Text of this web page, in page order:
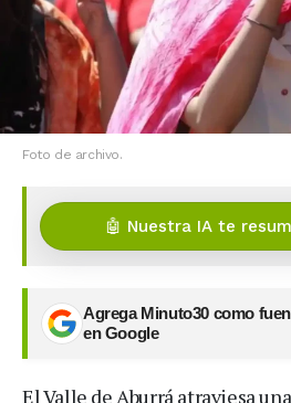
Foto de archivo.
🤖 Nuestra IA te
Agrega Minuto30 como
en Google
El Valle de Aburrá atraviesa